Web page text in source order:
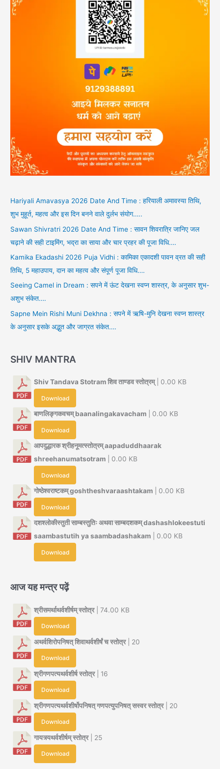
Hariyali Amavasya 2026 Date And Time : हरियाली अमावस्या तिथि,
शुभ मुहूर्त, महत्व और इस दिन बनने वाले दुर्लभ संयोग…..
Sawan Shivratri 2026 Date And Time : सावन शिवरात्रि जानिए जल
चढ़ाने की सही टाइमिंग, भद्रा का साया और चार प्रहर की पूजा विधि….
Kamika Ekadashi 2026 Puja Vidhi : कामिका एकादशी पावन व्रत की सही
तिथि, 5 महाउपाय, दान का महत्व और संपूर्ण पूजा विधि….
Seeing Camel in Dream : सपने में ऊंट देखना स्वप्न शास्त्र, के अनुसार शुभ-
अशुभ संकेत….
Sapne Mein Rishi Muni Dekhna : सपने में ऋषि-मुनि देखना स्वप्न शास्त्र
के अनुसार इसके अद्भुत और जाग्रत संकेत….
SHIV MANTRA
Shiv Tandava Stotram शिव ताण्डव स्तोत्रम्| 0.00 KB
Download
बाणलिङ्गकवचम् baanalingakavacham | 0.00 KB
Download
आपदुद्धारक श्रीहनूमत्स्तोत्रम् aapaduddhaarak
shreehanumatsotram | 0.00 KB
Download
गोष्ठेश्वराष्टकम् goshtheshvaraashtakam | 0.00 KB
Download
दशश्लोकीस्तुती साम्बस्तुतिः अथवा साम्बदशकम् dashashlokeestuti
saambastutih ya saambadashakam | 0.00 KB
Download
आज यह मन्त्र पढ़ें
श्रीसमर्थाथर्वशीर्षम् स्तोत्र| 74.00 KB
Download
अथर्वशिरोपनिषत् शिवाथर्वशीर्षं च स्तोत्र| 20
Download
श्रीगणपत्यथर्वशीर्ष स्तोत्र| 16
Download
श्रीगणपत्यथर्वशीर्षोपनिषत् गणपत्युपनिषत् सस्वर स्तोत्र| 20
Download
गायत्र्यथर्वशीर्षम् स्तोत्र| 25
Download